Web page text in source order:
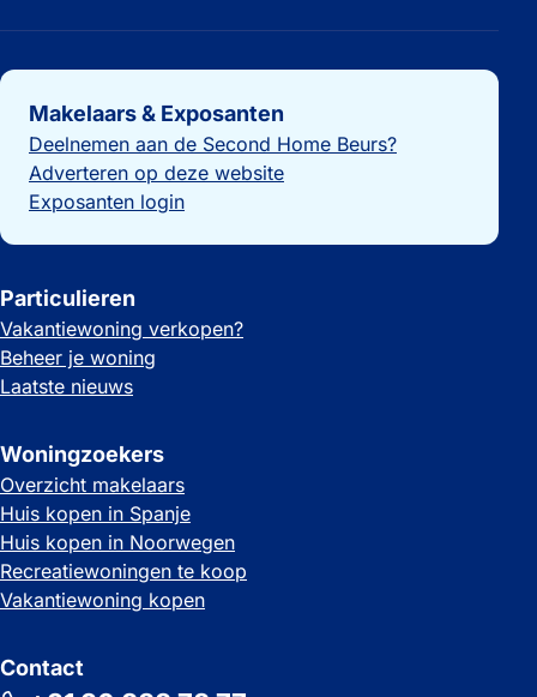
Belangrijke links
Makelaars & Exposanten
Deelnemen aan de Second Home Beurs?
Adverteren op deze website
Exposanten login
Particulieren
Vakantiewoning verkopen?
Beheer je woning
Laatste nieuws
Woningzoekers
Overzicht makelaars
Huis kopen in Spanje
Huis kopen in Noorwegen
Recreatiewoningen te koop
Vakantiewoning kopen
Contact